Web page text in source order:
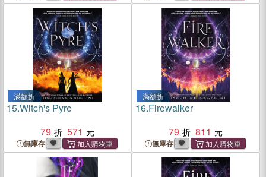
滿額折
15.Witch's Pyre
79
571
無庫存
滿額折
16.Firewalker
79
811
無庫存